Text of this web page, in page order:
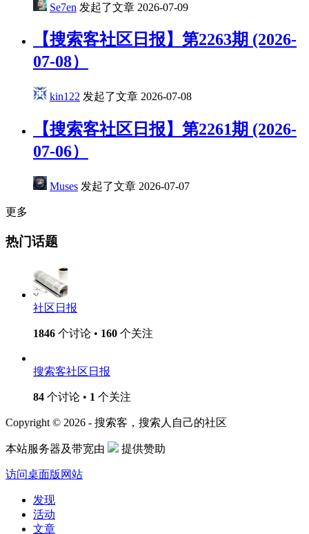
Se7en 发起了文章 2026-07-09
【搜索客社区日报】第2263期 (2026-
07-08）
kin122 发起了文章 2026-07-08
【搜索客社区日报】第2261期 (2026-
07-06）
Muses 发起了文章 2026-07-07
更多
热门话题
社区日报
1846 个讨论 • 160 个关注
搜索客社区日报
84 个讨论 • 1 个关注
Copyright © 2026 - 搜索客，搜索人自己的社区
本站服务器及带宽由 提供赞助
访问桌面版网站
发现
活动
文章